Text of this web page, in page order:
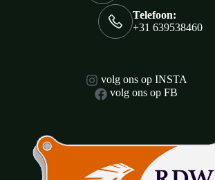
Telefoon:
+31 639538460
volg ons op INSTA
volg ons op FB